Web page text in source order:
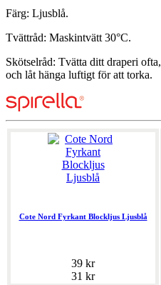
Färg: Ljusblå.
Tvättråd: Maskintvätt 30°C.
Skötselråd: Tvätta ditt draperi
och låt hänga luftigt för att torka.
Cote Nord Fyrkant Blockljus Ljusblå
39 kr
31 kr